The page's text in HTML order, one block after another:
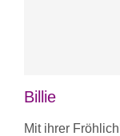
Billie
Mit ihrer